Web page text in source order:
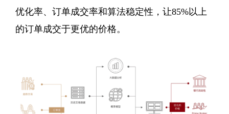
优化率、订单成交率和算法稳定性，让85%以上
的订单成交于更优的价格。